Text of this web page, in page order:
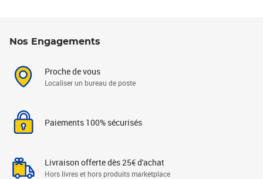
Nos Engagements
Proche de vous
Localiser un bureau de poste
Paiements 100% sécurisés
Livraison offerte dès 25€ d'achat
Hors livres et hors produits marketplace